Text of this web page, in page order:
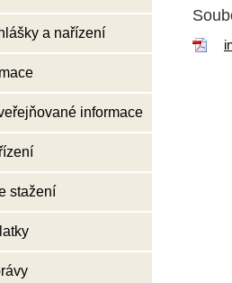
a nařízení
informace
stažení